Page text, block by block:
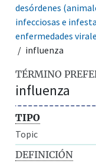
desórdenes
infecciosas e
enfermedades
influenza
TÉRMINO
influenza
TIPO
Topic
DEFINICIÓN